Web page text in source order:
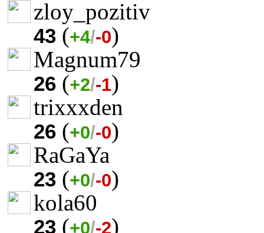
zloy_pozitiv
43 (+4/-0)
Magnum79
26 (+2/-1)
trixxxden
26 (+0/-0)
RaGaYa
23 (+0/-0)
kola60
23 (+0/-2)